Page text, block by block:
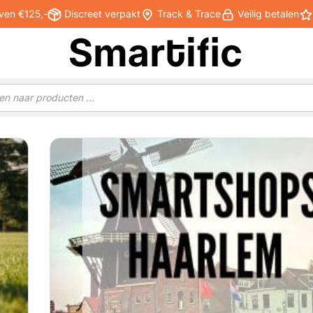
€125,- Discreet verpakt Track & Trace Veilig betalen